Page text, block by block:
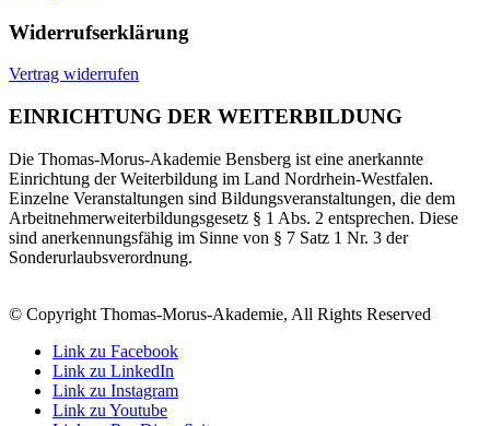
Widerrufserklärung
Vertrag widerrufen
EINRICHTUNG DER WEITERBILDUNG
Die Thomas-Morus-Akademie Bensberg ist eine anerkannte
Einrichtung der Weiterbildung im Land Nordrhein-Westfalen.
Einzelne Veranstaltungen sind Bildungsveranstaltungen, die dem
Arbeitnehmerweiterbildungsgesetz § 1 Abs. 2 entsprechen. Diese
sind anerkennungsfähig im Sinne von § 7 Satz 1 Nr. 3 der
Sonderurlaubsverordnung.
© Copyright Thomas-Morus-Akademie, All Rights Reserved
Link zu Facebook
Link zu LinkedIn
Link zu Instagram
Link zu Youtube